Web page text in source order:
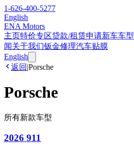
1-626-400-5277
English
ENA Motors
主页特价专区贷款/租赁申请新车车型
闻关于我们钣金修理汽车贴膜
English
返回 |Porsche
Porsche
所有新款车型
2026 911